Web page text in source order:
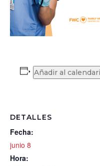
Añadir al
DETALLES
Fecha:
junio 8
Hora: